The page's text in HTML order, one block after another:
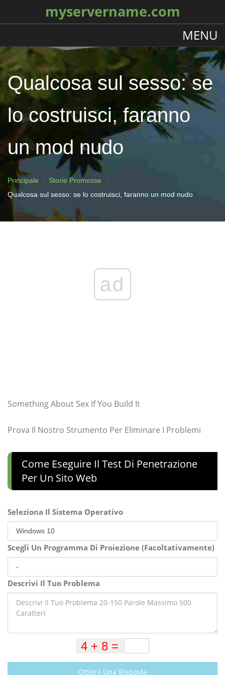
myservername.com
MENU
Qualcosa sul sesso: se
lo costruisci, faranno
un mod nudo
Principale
Storie Promosse
Qualcosa sul sesso: se lo costruisci, faranno un mod nudo
ad
Something About Sex If You Build It
Prova Il Nostro Strumento Per Eliminare I Problemi
Come Eseguire Il Test Di Penetrazione
Per Un Sito Web
Seleziona Il Sistema Operativo
Scegli Un Programma Di Proiezione (Facoltativamente)
Descrivi Il Tuo Problema
Ottieni Una Risposta